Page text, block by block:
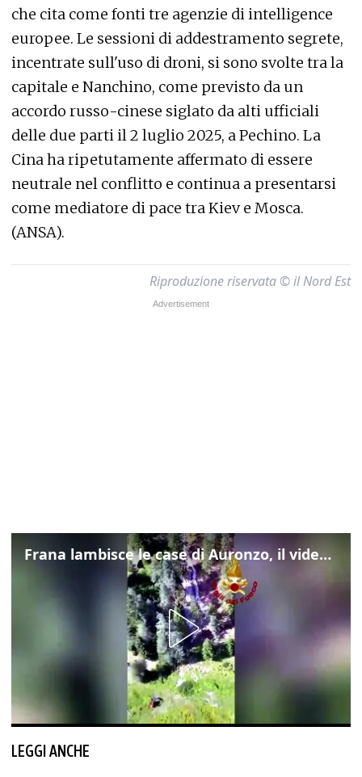
che cita come fonti tre agenzie di intelligence
europee. Le sessioni di addestramento segrete,
incentrate sull'uso di droni, si sono svolte tra la
capitale e Nanchino, come previsto da un
accordo russo-cinese siglato da alti ufficiali
delle due parti il 2 luglio 2025, a Pechino. La
Cina ha ripetutamente affermato di essere
neutrale nel conflitto e continua a presentarsi
come mediatore di pace tra Kiev e Mosca.
(ANSA).
Riproduzione riservata © il Nord Est
Frana lambisce le case di Auronzo, il video dall'elicottero dei vigili del fuoco
LEGGI ANCHE